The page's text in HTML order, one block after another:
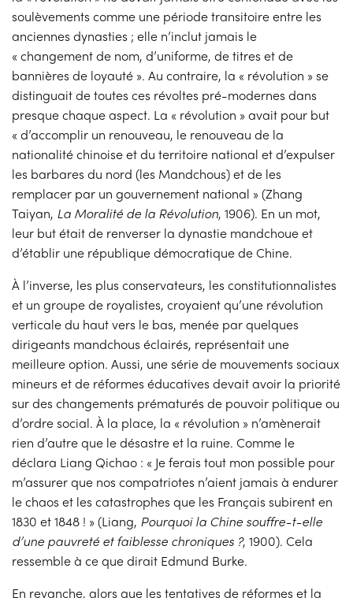
soulèvements comme une période transitoire entre les
anciennes dynasties ; elle n’inclut jamais le
« changement de nom, d’uniforme, de titres et de
bannières de loyauté ». Au contraire, la « révolution » se
distinguait de toutes ces révoltes pré-modernes dans
presque chaque aspect. La « révolution » avait pour but
« d’accomplir un renouveau, le renouveau de la
nationalité chinoise et du territoire national et d’expulser
les barbares du nord (les Mandchous) et de les
remplacer par un gouvernement national » (Zhang
Taiyan, La Moralité de la Révolution, 1906). En un mot,
leur but était de renverser la dynastie mandchoue et
d’établir une république démocratique de Chine.
À l’inverse, les plus conservateurs, les constitutionnalistes
et un groupe de royalistes, croyaient qu’une révolution
verticale du haut vers le bas, menée par quelques
dirigeants mandchous éclairés, représentait une
meilleure option. Aussi, une série de mouvements sociaux
mineurs et de réformes éducatives devait avoir la priorité
sur des changements prématurés de pouvoir politique ou
d’ordre social. À la place, la « révolution » n’amènerait
rien d’autre que le désastre et la ruine. Comme le
déclara Liang Qichao : « Je ferais tout mon possible pour
m’assurer que nos compatriotes n’aient jamais à endurer
le chaos et les catastrophes que les Français subirent en
1830 et 1848 ! » (Liang, Pourquoi la Chine souffre-t-elle
d’une pauvreté et faiblesse chroniques ?, 1900). Cela
ressemble à ce que dirait Edmund Burke.
En revanche, alors que les tentatives de réformes et la